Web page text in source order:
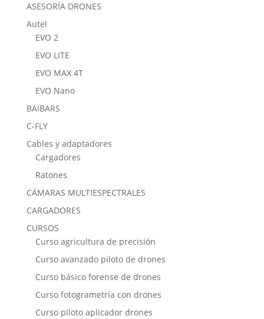
ASESORÍA DRONES
Autel
EVO 2
EVO LITE
EVO MAX 4T
EVO Nano
BAIBARS
C-FLY
Cables y adaptadores
Cargadores
Ratones
CÁMARAS MULTIESPECTRALES
CARGADORES
CURSOS
Curso agricultura de precisión
Curso avanzado piloto de drones
Curso básico forense de drones
Curso fotogrametría con drones
Curso piloto aplicador drones